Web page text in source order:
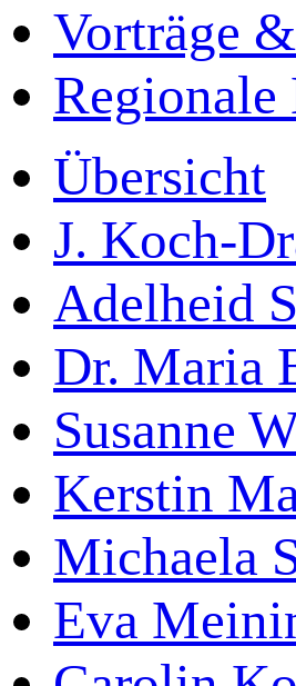
Vorträge
Regionale
Übersicht
J. Koch-
Adelheid
Dr. Maria
Susanne
Kerstin
Michaela
Eva